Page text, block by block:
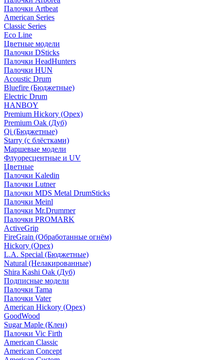
Палочки Artbeat
American Series
Classic Series
Eco Line
Цветные модели
Палочки DSticks
Палочки HeadHunters
Палочки HUN
Acoustic Drum
Bluefire (Бюджетные)
Electric Drum
HANBOY
Premium Hickory (Орех)
Premium Oak (Дуб)
Qi (Бюджетные)
Starry (с блёстками)
Маршевые модели
Флуоресцентные и UV
Цветные
Палочки Kaledin
Палочки Lutner
Палочки MDS Metal DrumSticks
Палочки Meinl
Палочки Mr.Drummer
Палочки PROMARK
ActiveGrip
FireGrain (Обработанные огнём)
Hickory (Орех)
L.A. Special (Бюджетные)
Natural (Нелакированные)
Shira Kashi Oak (Дуб)
Подписные модели
Палочки Tama
Палочки Vater
American Hickory (Орех)
GoodWood
Sugar Maple (Клен)
Палочки Vic Firth
American Classic
American Concept